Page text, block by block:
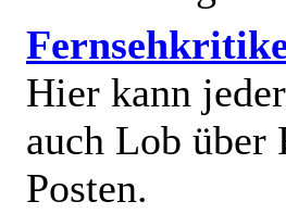
Hier kann
auch Lob über
Posten.